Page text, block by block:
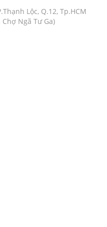
Lộc, Q.12, Tp.HCM
Ngã Tư Ga)